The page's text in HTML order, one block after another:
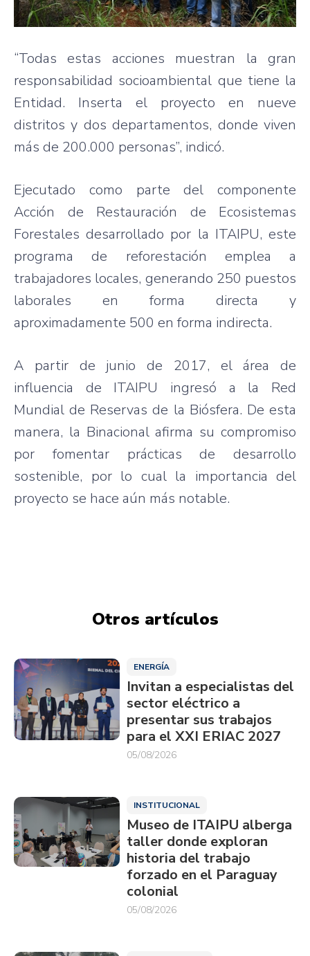
“Todas estas acciones muestran la gran
responsabilidad socioambiental que tiene la
Entidad. Inserta el proyecto en nueve
distritos y dos departamentos, donde viven
más de 200.000 personas”, indicó.
Ejecutado como parte del componente
Acción de Restauración de Ecosistemas
Forestales desarrollado por la ITAIPU, este
programa de reforestación emplea a
trabajadores locales, generando 250 puestos
laborales en forma directa y
aproximadamente 500 en forma indirecta.
A partir de junio de 2017, el área de
influencia de ITAIPU ingresó a la Red
Mundial de Reservas de la Biósfera. De esta
manera, la Binacional afirma su compromiso
por fomentar prácticas de desarrollo
sostenible, por lo cual la importancia del
proyecto se hace aún más notable.
Otros artículos
ENERGÍA
Invitan a especialistas del
sector eléctrico a
presentar sus trabajos
para el XXI ERIAC 2027
05/08/2026
INSTITUCIONAL
Museo de ITAIPU alberga
taller donde exploran
historia del trabajo
forzado en el Paraguay
colonial
05/08/2026